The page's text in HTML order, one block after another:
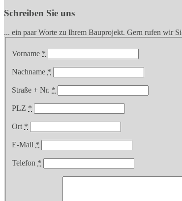
Schreiben Sie uns
... ein paar Worte zu Ihrem Bauprojekt. Gern rufen wir
Vorname *
Nachname *
Straße + Nr. *
PLZ *
Ort *
E-Mail *
Telefon *